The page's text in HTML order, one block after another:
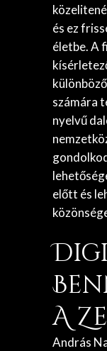
és ez
életbe. A
számára
nyelvű
előtt és
A
András